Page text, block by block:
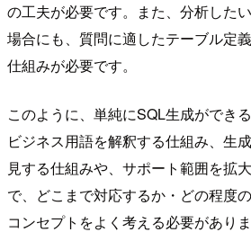
の工夫が必要です。また、分析した
場合にも、質問に適したテーブル定
仕組みが必要です。
このように、単純にSQL生成ができ
ビジネス用語を解釈する仕組み、生
見する仕組みや、サポート範囲を拡
で、どこまで対応するか・どの程度
コンセプトをよく考える必要がありま